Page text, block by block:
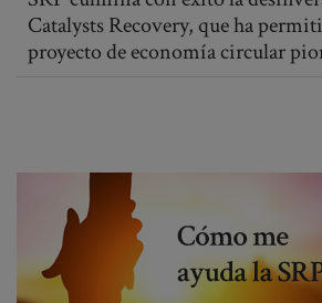
Catalysts Recovery, que ha
proyecto de economía circular